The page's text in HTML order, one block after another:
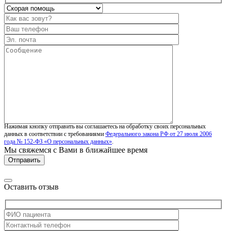
Нажимая кнопку отправить вы соглашаетесь на обработку своих персональных
данных в соответствии с требованиями Федерального закона РФ от 27 июля 2006
года № 152-ФЗ «О персональных данных»
Мы свяжемся с Вами в ближайшее время
Оставить отзыв